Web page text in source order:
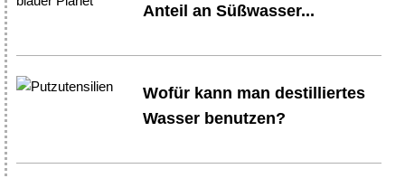
Anteil an Süßwasser...
Wofür kann man destilliertes
Wasser benutzen?